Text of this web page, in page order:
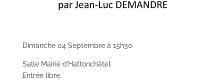
Dimanche 04 Septembre à 15h30
Salle Mairie d’Hattonchâtel
Entrée libre.